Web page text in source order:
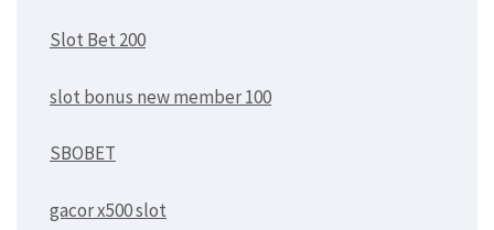
Slot Bet 200
slot bonus new member 100
SBOBET
gacor x500 slot